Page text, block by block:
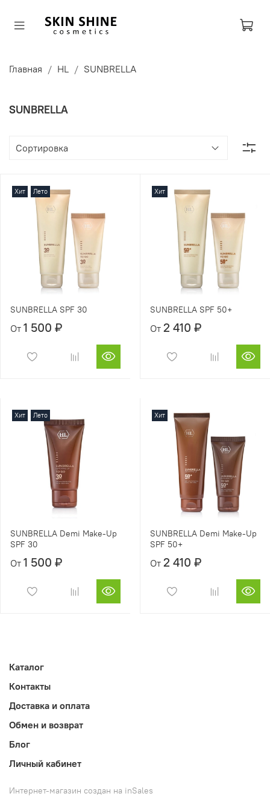
Главная HL SUNBRELLA
SUNBRELLA
Хит Лето
SUNBRELLA SPF 30
От 1 500 ₽
Хит
SUNBRELLA SPF 50+
От 2 410 ₽
Хит Лето
SUNBRELLA Demi Make-Up
SPF 30
От 1 500 ₽
Хит
SUNBRELLA Demi Make-Up
SPF 50+
От 2 410 ₽
Каталог
Контакты
Доставка и оплата
Обмен и возврат
Блог
Личный кабинет
Интернет-магазин создан на inSales